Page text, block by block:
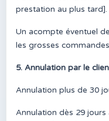
prestation au plus tard].
Un acompte éventuel
les grosses
5. Annulation par le
Annulation plus de 30
Annulation dès 29